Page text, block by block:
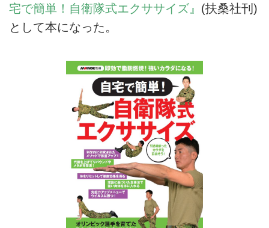
宅で簡単！自衛隊式エクササイズ』 (扶桑社刊)
として本になった。